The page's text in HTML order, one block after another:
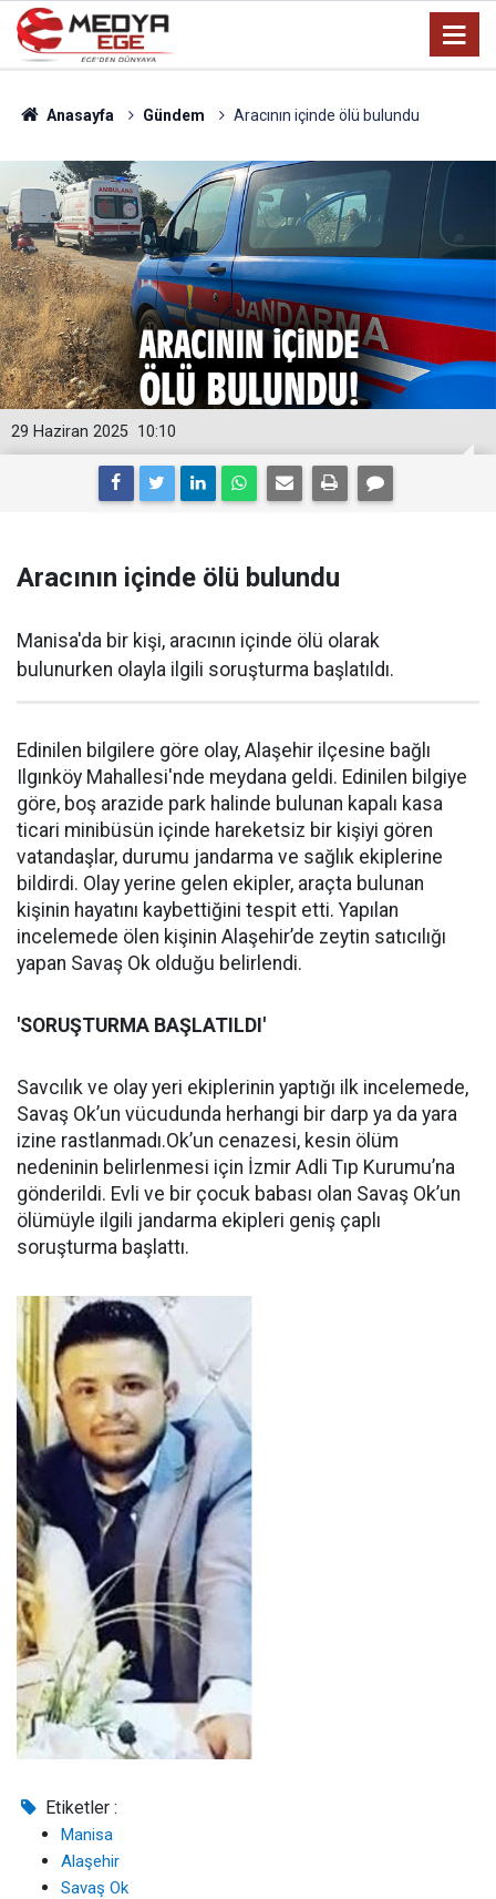
Anasayfa Gündem Aracının içinde ölü bulundu
10:10
29 Haziran 2025
Aracının içinde ölü bulundu
Manisa'da bir kişi, aracının içinde ölü olarak
bulunurken olayla ilgili soruşturma başlatıldı.
Edinilen bilgilere göre olay, Alaşehir ilçesine bağlı
Ilgınköy Mahallesi'nde meydana geldi. Edinilen bilgiye
göre, boş arazide park halinde bulunan kapalı kasa
ticari minibüsün içinde hareketsiz bir kişiyi gören
vatandaşlar, durumu jandarma ve sağlık ekiplerine
bildirdi. Olay yerine gelen ekipler, araçta bulunan
kişinin hayatını kaybettiğini tespit etti. Yapılan
incelemede ölen kişinin Alaşehir’de zeytin satıcılığı
yapan Savaş Ok olduğu belirlendi.
'SORUŞTURMA BAŞLATILDI'
Savcılık ve olay yeri ekiplerinin yaptığı ilk incelemede,
Savaş Ok’un vücudunda herhangi bir darp ya da yara
izine rastlanmadı.Ok’un cenazesi, kesin ölüm
nedeninin belirlenmesi için İzmir Adli Tıp Kurumu’na
gönderildi. Evli ve bir çocuk babası olan Savaş Ok’un
ölümüyle ilgili jandarma ekipleri geniş çaplı
soruşturma başlattı.
Etiketler :
Manisa
Alaşehir
Savaş Ok